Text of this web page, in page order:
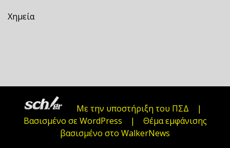
Χημεία
Με την υποστήριξη του ΠΣΔ
|
Βασισμένο σεWordPress |
Θέμα εμφάνισης
βασισμένο στο WalkerNews